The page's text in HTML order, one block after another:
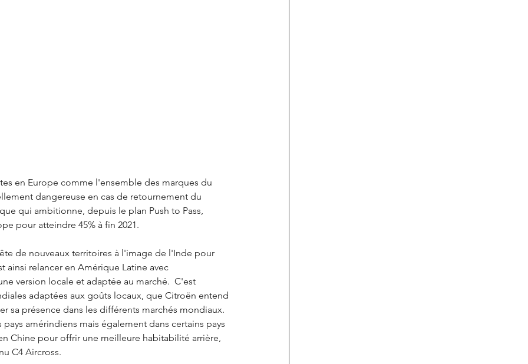
en Europe comme l'ensemble des marques du
dangereuse en cas de retournement du
qui ambitionne, depuis le plan Push to Pass,
pour atteindre 45% à fin 2021.
de nouveaux territoires à l'image de l'Inde pour
ainsi relancer en Amérique Latine avec
version locale et adaptée au marché.  C'est
adaptées aux goûts locaux, que Citroën entend
sa présence dans les différents marchés mondiaux.
amérindiens mais également dans certains pays
Chine pour offrir une meilleure habitabilité arrière,
C4 Aircross.